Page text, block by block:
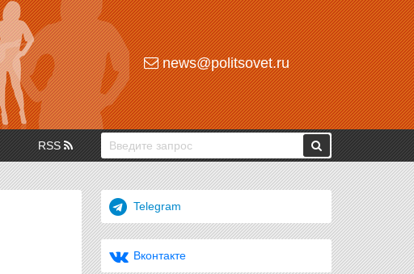
news@politsovet.ru
RSS
Telegram
Вконтакте